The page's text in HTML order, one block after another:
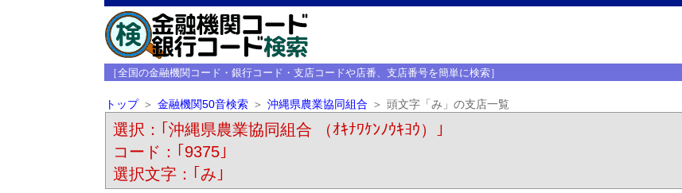
［全国の金融機関コード・銀行コード・支店コードや店番、支店番号を簡単に検索］
トップ 金融機関50音検索 沖縄県農業協同組合 頭文字「み」の支店一覧
選択：｢沖縄県農業協同組合 （ｵｷﾅﾜｹﾝﾉｳｷﾖｳ）｣
コード：｢9375｣
選択文字：｢み｣